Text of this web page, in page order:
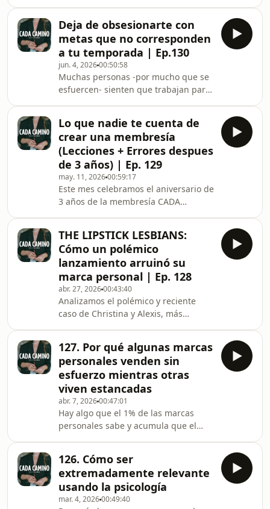
ventas, ni en tu tiempo libre, ni en tu
crecimiento no es porque necesites
una nueva estrategia o esforzarte
más.Es porque estás enfocando tu
energía donde no es.En este episodio
hablamos de:Qué es un bloqueo
estratégico y por qué limita el
negocioCómo ident
Deja de obsesionarte con
metas que no corresponden
a tu temporada | Ep.130
jun. 4, 202600:50:58
Muchas personas -por mucho que se
esfuercen- sienten que trabajan para
Es el fruto de trabajar fijándote
metas, midiendo métricas y
dispersándote con acciones que no
corresponden a tu temporada de
marca.En este episodio desciframos
cuales son las 4 temporadas que
atraviésan todas los negocios de
marcas personales y cuales s
Lo que nadie te cuenta de
crear una membresía
(Lecciones + Errores despues
de 3 años) | Ep. 129
may. 11, 202600:59:17
Este mes celebramos el aniversario de
3 años de la membresía CADA
aprendí en este proceso y mis
consejos para quien esté pensando
en lanzar la suya.Hablamos de:Cómo
nació mi membresía y por qué decidí
crearlaLa evolución de mi membresía
de 2023 hasta aquíLas 4 grandes
leccionesPreguntas para reflexionar si
estás pensando en crear
THE LIPSTICK LESBIANS:
Cómo un polémico
lanzamiento arruinó su
marca personal | Ep. 128
abr. 27, 202600:43:40
Analizamos el polémico y reciente
caso de Christina y Alexis, más
marca de belleza Leaked Labs. Estas
dos creadoras de contenido llegaron
a acumular +1.5M de seguidores en
sus redes sociales y el respeto de
toda la industria analizando
productos de belleza de una forma
que el consumidor no estaba
acostumbrado. Como product devel
127. Por qué algunas marcas
personales venden sin
esfuerzo mientras otras
viven estancadas
abr. 7, 202600:47:01
Hay algo que el 1% de las marcas
personales sabe y acumula que el
algunas de las marcas personales
más fuertes del panorama digital, la
conclusión fue clara: su ventaja no
eran los seguidores, ni la frecuencia,
126. Cómo ser
extremadamente relevante
usando la psicología
mar. 4, 202600:49:40